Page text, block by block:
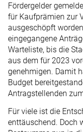
Fördergelder
für Kaufprämien zur
ausgeschöpft
eingegangene
Warteliste, bis die
aus dem für 2023
genehmigen. Damit
Budget
Antragstellenden
Für viele ist die
enttäuschend. Doch